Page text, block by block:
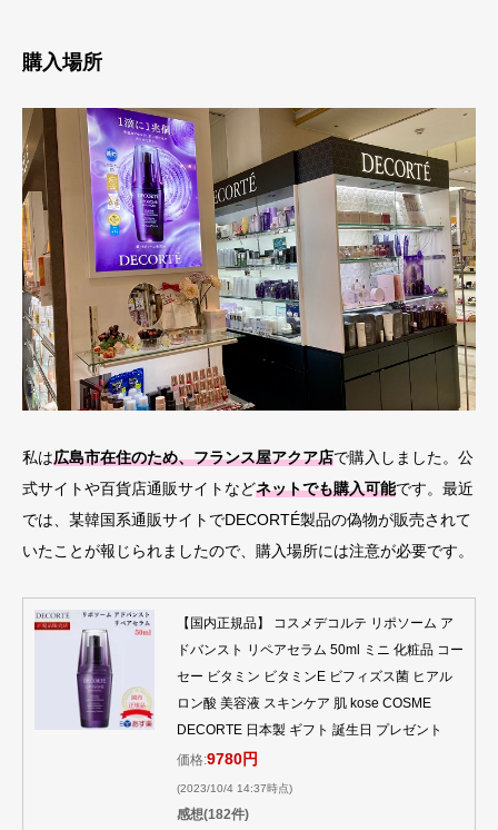
購入場所
私は広島市在住のため、フランス屋アクア店で購入しました。公
式サイトや百貨店通販サイトなどネットでも購入可能です。最近
では、某韓国系通販サイトでDECORTÉ製品の偽物が販売されて
いたことが報じられましたので、購入場所には注意が必要です。
【国内正規品】 コスメデコルテ リポソーム ア
ドバンスト リペアセラム 50ml ミニ 化粧品 コー
セー ビタミン ビタミンE ビフィズス菌 ヒアル
ロン酸 美容液 スキンケア 肌 kose COSME
DECORTE 日本製 ギフト 誕生日 プレゼント
価格:9780円
(2023/10/4 14:37時点)
感想(182件)